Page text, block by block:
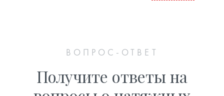
ВОПРОС-ОТВЕТ
Получите ответы на